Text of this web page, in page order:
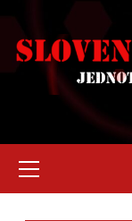
Menu